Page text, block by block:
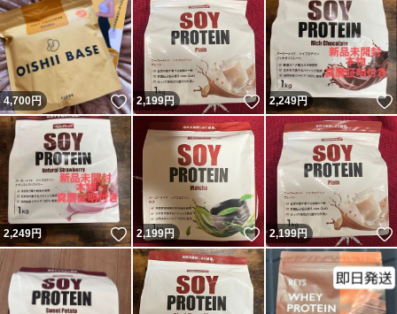
4,700円 いいね！
2,199円 いいね！
2,249円
2,249円 いいね！
2,199円 いいね！
2,199円